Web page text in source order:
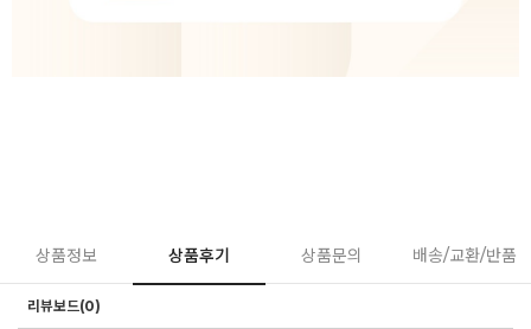
상품정보 상품후기 상품문의 배송/교환/반품
리뷰보드(0)